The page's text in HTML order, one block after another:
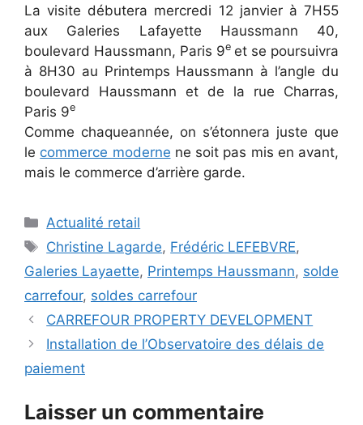
La visite débutera mercredi 12 janvier à 7H55
aux Galeries Lafayette Haussmann 40,
boulevard Haussmann, Paris 9e et se poursuivra
à 8H30 au Printemps Haussmann à l’angle du
boulevard Haussmann et de la rue Charras,
Paris 9e
Comme chaqueannée, on s’étonnera juste que
le commerce moderne ne soit pas mis en avant,
mais le commerce d’arrière garde.
Catégories
Actualité retail
Étiquettes
Christine Lagarde, Frédéric LEFEBVRE,
Galeries Layaette, Printemps Haussmann, solde
carrefour, soldes carrefour
CARREFOUR PROPERTY DEVELOPMENT
Installation de l’Observatoire des délais de
paiement
Laisser un commentaire